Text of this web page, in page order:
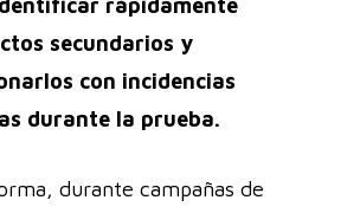
rápidamente
secundarios y
con incidencias
durante la prueba.
durante campañas de